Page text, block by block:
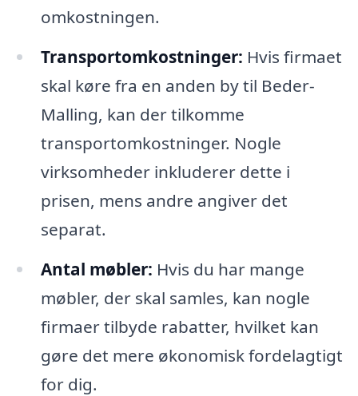
omkostningen.
Transportomkostninger: Hvis firmaet
skal køre fra en anden by til Beder-
Malling, kan der tilkomme
transportomkostninger. Nogle
virksomheder inkluderer dette i
prisen, mens andre angiver det
separat.
Antal møbler: Hvis du har mange
møbler, der skal samles, kan nogle
firmaer tilbyde rabatter, hvilket kan
gøre det mere økonomisk fordelagtigt
for dig.